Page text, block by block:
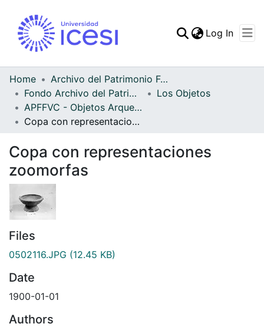
Statistics
Log In
Home
Archivo del Patrimonio Fotográfico y Fílmico del Valle del Cauca
Fondo Archivo del Patrimonio Fotográfico y Fílmico del Valle del Cauca
Los Objetos
APFFVC - Objetos Arqueológico - Patrimonial
Copa con representaciones zoomorfas
Copa con representaciones
zoomorfas
Files
0502116.JPG (12.45 KB)
Date
1900-01-01
Authors